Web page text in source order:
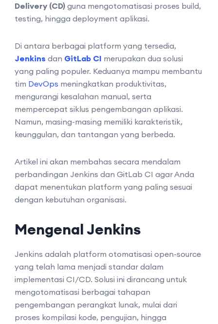
Delivery (CD) guna mengotomatisasi proses build,
testing, hingga deployment aplikasi.
Di antara berbagai platform yang tersedia,
Jenkins dan GitLab CI merupakan dua solusi
yang paling populer. Keduanya mampu membantu
tim DevOps meningkatkan produktivitas,
mengurangi kesalahan manual, serta
mempercepat siklus pengembangan aplikasi.
Namun, masing-masing memiliki karakteristik,
keunggulan, dan tantangan yang berbeda.
Artikel ini akan membahas secara mendalam
perbandingan Jenkins dan GitLab CI agar Anda
dapat menentukan platform yang paling sesuai
dengan kebutuhan organisasi.
Mengenal Jenkins
Jenkins adalah platform otomatisasi open-source
yang telah lama menjadi standar dalam
implementasi CI/CD. Solusi ini dirancang untuk
mengotomatisasi berbagai tahapan
pengembangan perangkat lunak, mulai dari
proses kompilasi kode, pengujian, hingga